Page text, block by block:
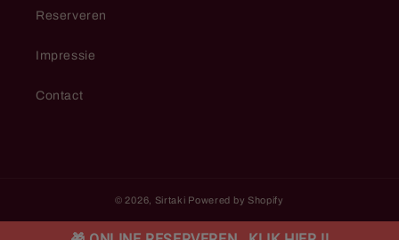
Reserveren
Impressie
Contact
© 2026, Sirtaki Powered by Shopify